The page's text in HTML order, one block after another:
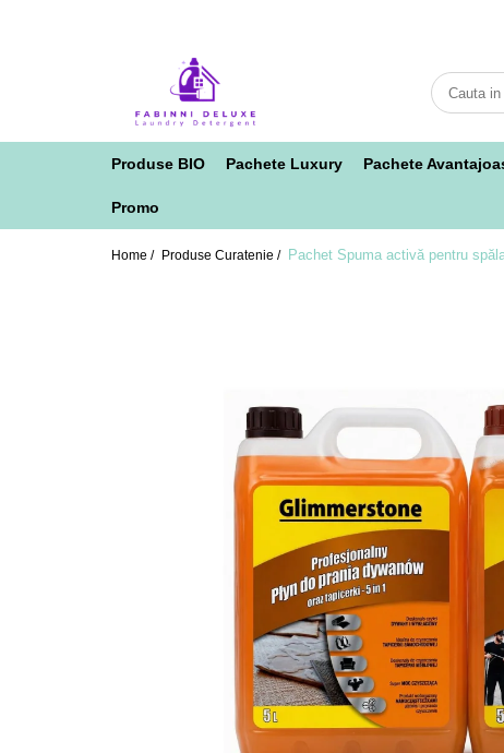
Produse BIO Pachete Luxury Pachete
Promo
Home / Produse Curatenie / Pachet Spuma activă pentru